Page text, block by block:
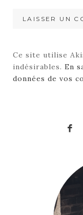
Ce site utilise
indésirables. En
données de vos